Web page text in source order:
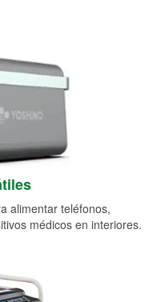
alimentar teléfonos,
médicos en interiores.